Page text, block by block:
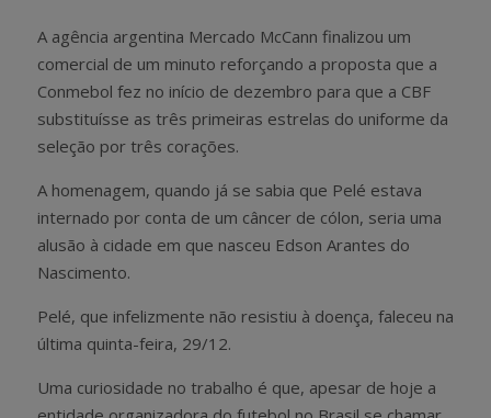
A agência argentina Mercado McCann finalizou um
comercial de um minuto reforçando a proposta que a
Conmebol fez no início de dezembro para que a CBF
substituísse as três primeiras estrelas do uniforme da
seleção por três corações.
A homenagem, quando já se sabia que Pelé estava
internado por conta de um câncer de cólon, seria uma
alusão à cidade em que nasceu Edson Arantes do
Nascimento.
Pelé, que infelizmente não resistiu à doença, faleceu na
última quinta-feira, 29/12.
Uma curiosidade no trabalho é que, apesar de hoje a